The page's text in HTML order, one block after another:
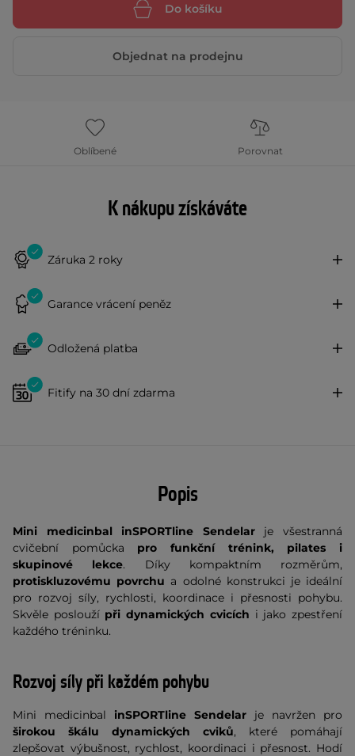
Do košíku
Objednat na prodejnu
Oblíbené Porovnat
K nákupu získáváte
Záruka 2 roky
Garance vrácení peněz
Odložená platba
Fitify na 30 dní zdarma
Popis
Mini medicinbal inSPORTline Sendelar je
všestranná
cvičební pomůcka pro funkční trénink, pilates i
skupinové lekce. Díky kompaktním rozměrům,
protiskluzovému povrchu a odolné konstrukci je ideální
pro rozvoj síly, rychlosti, koordinace i přesnosti pohybu.
Skvěle posloužípři dynamických cvicích i jako zpestření
každého tréninku.
Rozvoj síly při každém pohybu
Mini medicinbal inSPORTline Sendelar je navržen pro
širokou škálu dynamických cviků, které pomáhají
zlepšovat výbušnost, rychlost, koordinaci i přesnost. Hodí